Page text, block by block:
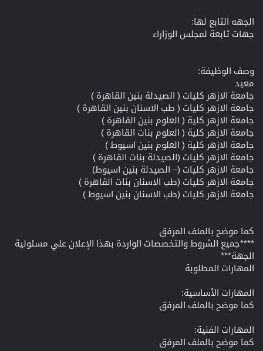
الجهه التابع لها:
جهات تابعة لمجلس الوزاراء
وصف الوظيفة:
معيد
جامعة الازهر كليات ( الصيدلة بنين القاهرة )
جامعة الازهر كليات ( طب الاسنان بنين القاهرة )
جامعة الازهر كلية ( العلوم بنين القاهرة )
جامعة الازهر كلية ( العلوم بنات القاهرة )
جامعة الازهر كلية ( العلوم بنين اسيوط )
جامعة الازهر كليات (الصيدلة بنات القاهرة )
جامعة الازهر كليات (– الصيدلة بنين اسيوط)
جامعة الازهر كليات (طب الاسنان بنات القاهرة )
جامعة الازهر كليات (طب الاسنان بنين اسيوط )
كما موضح بالملف المرفق
****جميع الشروط والتخصصات الواردة بهذا الإعلان علي مسئولية
الجهة***
المهارات المطلوبة
المهارات الأساسية:
كما موضح بالملف المرفق
المهارات الفنية:
كما موضح بالملف المرفق